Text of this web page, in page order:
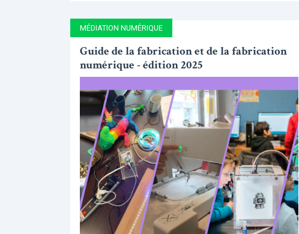
MÉDIATION NUMÉRIQUE
Guide de la fabrication et de la fabrication
numérique - édition 2025